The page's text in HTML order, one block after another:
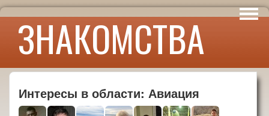
ЗНАКОМСТВА
Интересы
Юмор
Интересы в области: Авиация